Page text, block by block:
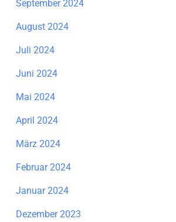
September 2024
August 2024
Juli 2024
Juni 2024
Mai 2024
April 2024
März 2024
Februar 2024
Januar 2024
Dezember 2023